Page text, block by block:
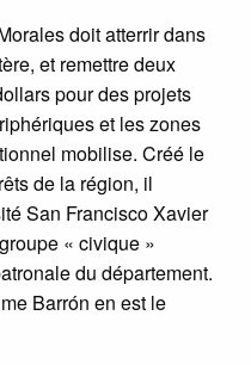
doit atterrir dans
et remettre deux
pour des projets
et les zones
mobilise. Créé le
de la région, il
San Francisco Xavier
« civique »
du département.
Barrón en est le